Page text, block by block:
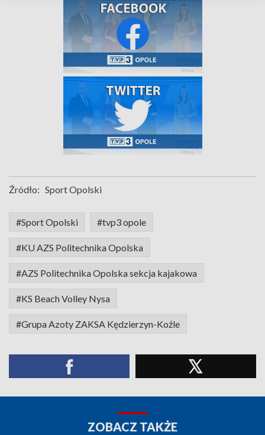
Źródło: Sport Opolski
#Sport Opolski #tvp3 opole
#KU AZS Politechnika Opolska
#AZS Politechnika Opolska sekcja kajakowa
#KS Beach Volley Nysa
#Grupa Azoty ZAKSA Kędzierzyn-Koźle
ZOBACZ TAKŻE